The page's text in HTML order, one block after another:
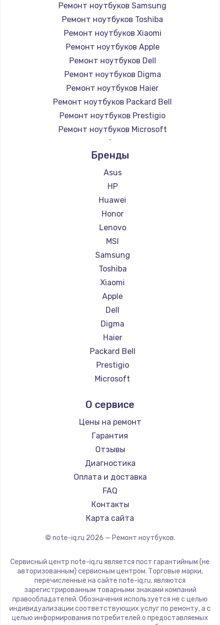
Ремонт ноутбуков Samsung
Ремонт ноутбуков Toshiba
Ремонт ноутбуков Xiaomi
Ремонт ноутбуков Apple
Ремонт ноутбуков Dell
Ремонт ноутбуков Digma
Ремонт ноутбуков Haier
Ремонт ноутбуков Packard Bell
Ремонт ноутбуков Prestigio
Ремонт ноутбуков Microsoft
Ремонт ноутбуков Alienware
Ремонт ноутбуков Aquarius
Ремонт ноутбуков Gigabyte
Ремонт ноутбуков Aorus
Ремонт ноутбуков Maibenben
Ремонт ноутбуков Getac
Ремонт ноутбуков Epson
Ремонт ноутбуков Philips
Ремонт ноутбуков LG
Ремонт ноутбуков Panasonic
Ремонт ноутбуков Irbis
Ремонт ноутбуков Thunderobot
Ремонт ноутбуков Hasee
Ремонт ноутбуков ZTE
Ремонт ноутбуков Hiper
Ремонт ноутбуков Evga
Ремонт ноутбуков Google
Ремонт ноутбуков Echips
Ремонт ноутбуков Predator
Ремонт ноутбуков iru
Ремонт ноутбуков Machenike
Ремонт ноутбуков DEXP
Ремонт ноутбуков Teclast
Ремонт ноутбуков CHUWI
Ремонт ноутбуков Colorful
Бренды
Asus
HP
Huawei
Honor
Lenovo
MSI
Samsung
Toshiba
Xiaomi
Apple
Dell
Digma
Haier
Packard Bell
Prestigio
Microsoft
Aquarius
Gigabyte
Aorus
Maibenben
Getac
Epson
Philips
LG
Panasonic
ZTE
Hiper
Evga
Google
О сервисе
Цены на ремонт
Гарантия
Отзывы
Диагностика
Оплата и доставка
FAQ
Контакты
Карта сайта
© note-iq.ru 2026 — Ремонт ноутбуков.
Сервисный центр note-iq.ru является пост гарантийным (не
авторизованным) сервисным центром. Торговые марки,
перечисленные на сайте note-iq.ru, являются
зарегистрированным товарными знаками компаний
правообладателей. Обозначения используется не с целью
индивидуализации соответствующих услуг по ремонту, а с
целью информирования потребителей о предоставляемых